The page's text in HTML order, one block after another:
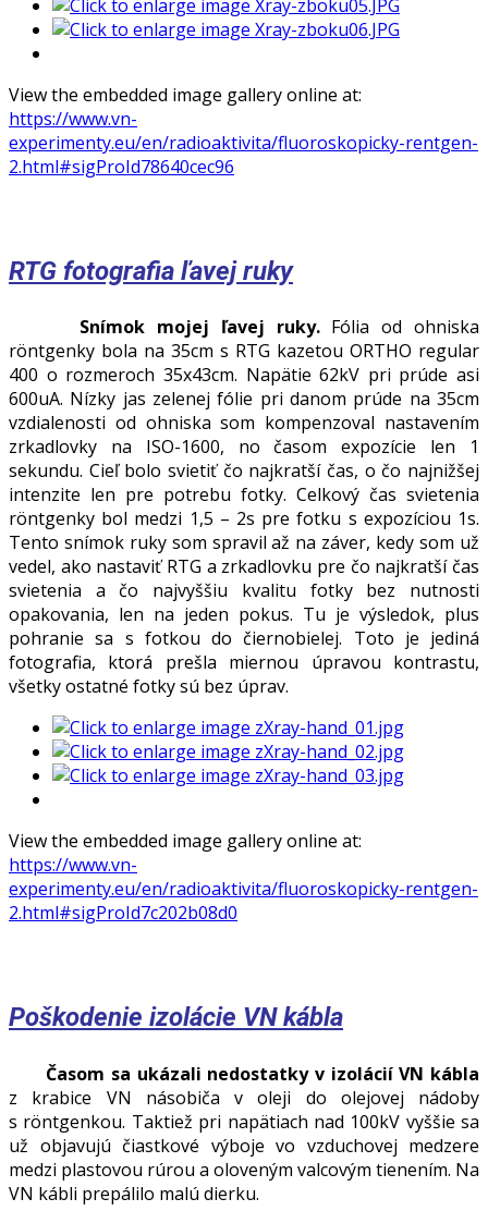
View the embedded image gallery online at:
https://www.vn-
experimenty.eu/en/radioaktivita/fluoroskopicky-rentgen-
2.html#sigProId78640cec96
RTG fotografia ľavej ruky
Snímok mojej ľavej ruky.Fólia od ohniska
röntgenky bola na 35cm s RTG kazetou ORTHO regular
400 o rozmeroch 35x43cm. Napätie 62kV pri prúde asi
600uA. Nízky jas zelenej fólie pri danom prúde na 35cm
vzdialenosti od ohniska som kompenzoval nastavením
zrkadlovky na ISO-1600, no časom expozície len 1
sekundu. Cieľ bolo svietiť čo najkratší čas, o čo najnižšej
intenzite len pre potrebu fotky. Celkový čas svietenia
röntgenky bol medzi 1,5 – 2s pre fotku s expozíciou 1s.
Tento snímok ruky som spravil až na záver, kedy som už
vedel, ako nastaviť RTG a zrkadlovku pre čo najkratší čas
svietenia a čo najvyššiu kvalitu fotky bez nutnosti
opakovania, len na jeden pokus. Tu je výsledok, plus
pohranie sa s fotkou do čiernobielej. Toto je jediná
fotografia, ktorá prešla miernou úpravou kontrastu,
všetky ostatné fotky sú bez úprav.
View the embedded image gallery online at:
https://www.vn-
experimenty.eu/en/radioaktivita/fluoroskopicky-rentgen-
2.html#sigProId7c202b08d0
Poškodenie izolácie VN kábla
Časom sa ukázali nedostatky v izolácií VN kábla
z krabice VN násobiča v oleji do olejovej nádoby
s röntgenkou. Taktiež pri napätiach nad 100kV vyššie sa
už objavujú čiastkové výboje vo vzduchovej medzere
medzi plastovou rúrou a oloveným valcovým tienením. Na
VN kábli prepálilo malú dierku.